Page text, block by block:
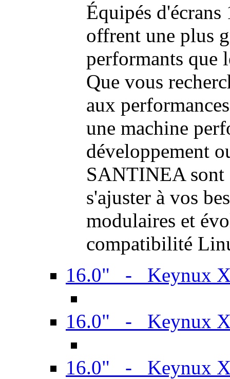
Équipés
offrent une plus
performants que
Que vous
aux
une machine
développement
SANTINEA sont
s'ajuster à vos
modulaires et
compatibilité
16.0" - Keynux
16.0" - Keynux
16.0" - Keynux